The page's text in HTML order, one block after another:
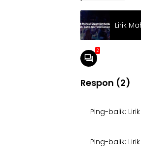
Lirik
2
Respon (2)
Ping-balik:
Ping-balik: